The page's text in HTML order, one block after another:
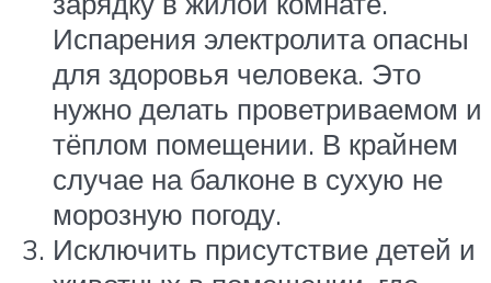
Испарения электролита опасны
для здоровья человека. Это
нужно делать проветриваемом и
тёплом помещении. В крайнем
случае на балконе в сухую не
морозную погоду.
Исключить присутствие детей и